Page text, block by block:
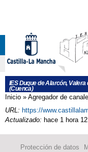
IES Duque de Alarcón, Valera
(Cuenca)
Se
Inicio » Agregador de
URL: https://
Actualizado: hace 1 hora
Protección de datos